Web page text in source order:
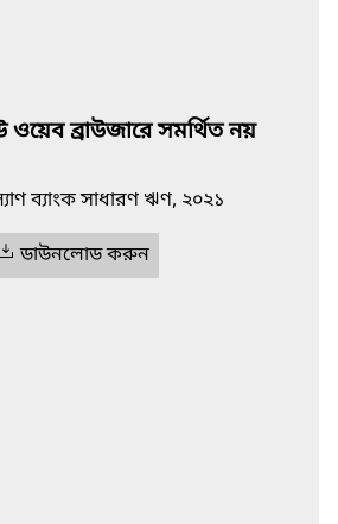
ওয়েব ব্রাউজারে সমর্থিত নয়
ব্যাংক সাধারণ ঋণ, ২০২১
ডাউনলোড করুন